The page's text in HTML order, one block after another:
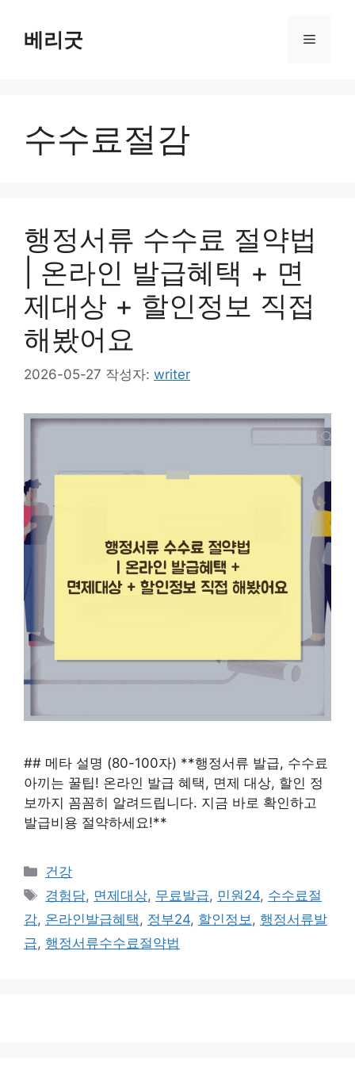
베리굿 메
수수료절감
행정서류 수수료 절약법
| 온라인 발급혜택 + 면
제대상 + 할인정보 직접
해봤어요
2026-05-27 작성자: writer
## 메타 설명 (80-100자) **행정서류 발급, 수수료
아끼는 꿀팁! 온라인 발급 혜택, 면제 대상, 할인 정
보까지 꼼꼼히 알려드립니다. 지금 바로 확인하고
발급비용 절약하세요!**
카
테
고
리
건강
태
그
경험담, 면제대상, 무료발급, 민원24, 수수료절
감, 온라인발급혜택 , 정부24, 할인정보 , 행정서류발
급, 행정서류수수료절약법